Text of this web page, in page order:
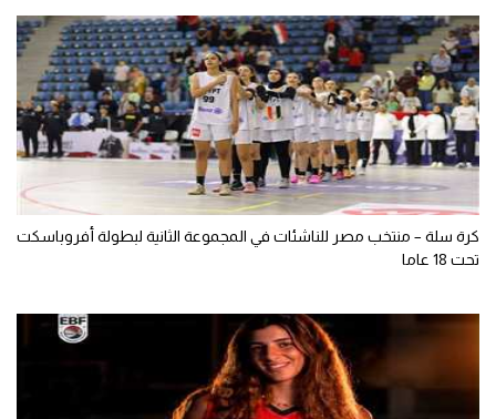
كرة سلة – منتخب مصر للناشئات في المجموعة الثانية لبطولة أفروباسكت
تحت 18 عاما